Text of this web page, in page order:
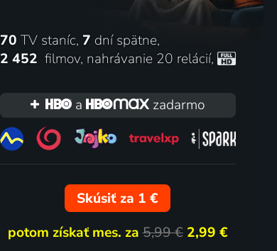
70 TV staníc, 7 dní spätne,
2 452 filmov, nahrávanie 20 relácií,
a zadarmo
Skúsiť za 1 €
potom získať mes. za5,99 € 2,99 €